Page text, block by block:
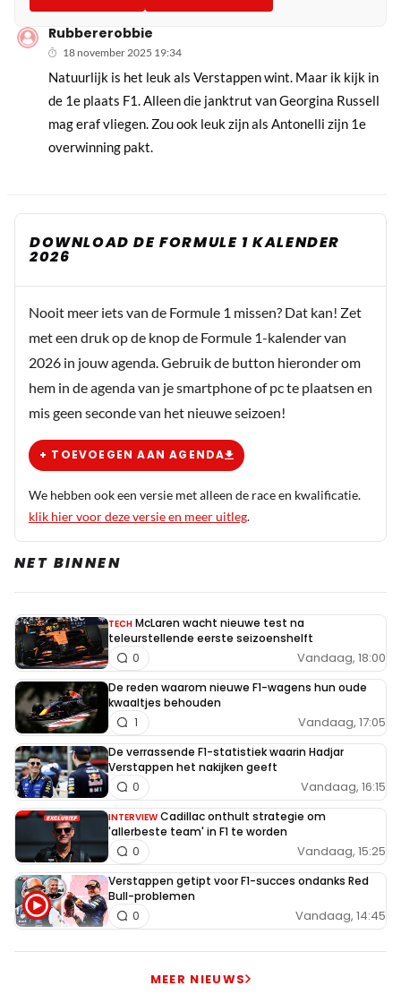
Rubbererobbie
18 november 2025 19:34
Natuurlijk is het leuk als Verstappen wint. Maar ik kijk in
de 1e plaats F1. Alleen die janktrut van Georgina Russell
mag eraf vliegen. Zou ook leuk zijn als Antonelli zijn 1e
overwinning pakt.
DOWNLOAD DE FORMULE 1 KALENDER
2026
Nooit meer iets van de Formule 1 missen? Dat kan! Zet
met een druk op de knop de Formule 1-kalender van
2026 in jouw agenda. Gebruik de button hieronder om
hem in de agenda van je smartphone of pc te plaatsen en
mis geen seconde van het nieuwe seizoen!
+ TOEVOEGEN AAN AGENDA
We hebben ook een versie met alleen de race en kwalificatie.
klik hier voor deze versie en meer uitleg.
NET BINNEN
TECH McLaren wacht nieuwe test na
teleurstellende eerste seizoenshelft
Vandaag, 18:00
0
De reden waarom nieuwe F1-wagens hun oude
kwaaltjes behouden
Vandaag, 17:05
1
De verrassende F1-statistiek waarin Hadjar
Verstappen het nakijken geeft
Vandaag, 16:15
0
INTERVIEW Cadillac onthult strategie om
'allerbeste team' in F1 te worden
Vandaag, 15:25
0
Verstappen getipt voor F1-succes ondanks Red
Bull-problemen
Vandaag, 14:45
0
MEER NIEUWS